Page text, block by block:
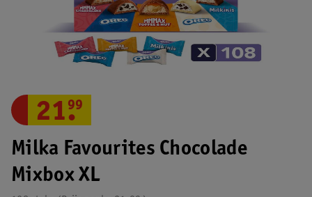
Milka Favourites Chocolade
Mixbox XL
21.
99